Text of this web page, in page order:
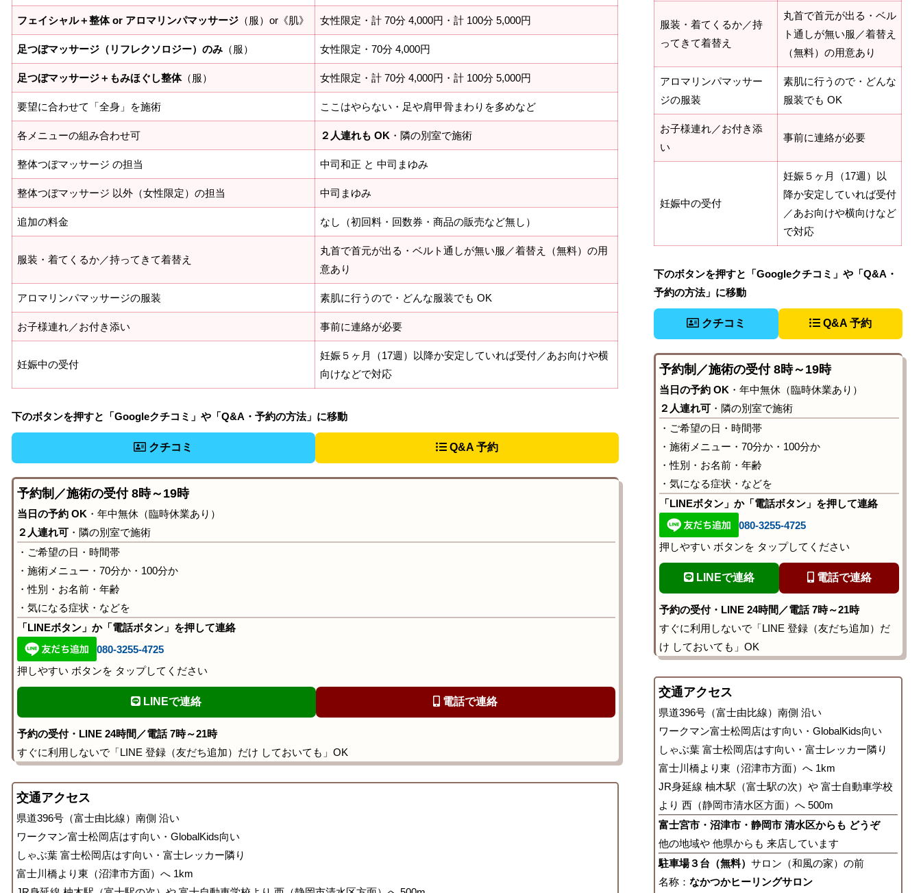
フェイシャル＋整体 or アロマリンパマッサージ （服）or《肌》 女性限定・計 70分 4,000円・計 100分 5,000円
足つぼマッサージ（リフレクソロジー）のみ （服） 女性限定・70分 4,000円
足つぼマッサージ＋もみほぐし整体（服） 女性限定・計 70分 4,000円・計 100分 5,000円
要望に合わせて「全身」を施術 ここはやらない・足や肩甲骨まわりを多めなど
各メニューの組み合わせ可 ２人連れも OK ・隣の別室で施術
整体つぼマッサージ の担当 中司和正 と 中司まゆみ
整体つぼマッサージ 以外（女性限定）の担当 中司まゆみ
追加の料金 なし（初回料・回数券・商品の販売など無し）
服装・着てくるか／持ってきて着替え
丸首で首元が出る・ベルト通しが無い服／着替え（無料）の用
意あり
アロマリンパマッサージの服装 素肌に行うので・どんな服装でも OK
お子様連れ／お付き添い 事前に連絡が必要
妊娠中の受付
妊娠５ヶ月（17週）以降か安定していれば受付／あお向けや横
向けなどで対応
下のボタンを押すと「Googleクチコミ」や「Q&A・予約の方法」に移動
クチコミ Q&A 予約
予約制／施術の受付 8時～19時
当日の予約 OK ・年中無休（臨時休業あり）
２人連れ可・隣の別室で施術
・ご希望の日・時間帯
・施術メニュー・70分か・100分か
・性別・お名前・年齢
・気になる症状・などを
「LINEボタン」か「電話ボタン」を押して連絡
080-3255-4725
押しやすい ボタンを タップしてください
LINEで連絡 電話で連絡
予約の受付・LINE 24時間／電話 7時～21時
すぐに利用しないで「LINE 登録（友だち追加）だけ しておいても」OK
交通アクセス
県道396号（富士由比線）南側 沿い
ワークマン富士松岡店はす向い・GlobalKids向い
しゃぶ葉 富士松岡店はす向い・富士レッカー隣り
富士川橋より東（沼津市方面）へ 1km
服装・着てくるか／持
ってきて着替え
丸首で首元が出る・ベル
ト通しが無い服／着替え
（無料）の用意あり
アロマリンパマッサー
ジの服装
素肌に行うので・どんな
服装でも OK
お子様連れ／お付き添
い
事前に連絡が必要
妊娠中の受付
妊娠５ヶ月（17週）以
降か安定していれば受付
／あお向けや横向けなど
で対応
下のボタンを押すと「Googleクチコミ」や「Q&A・
予約の方法」に移動
クチコミ Q&A 予約
予約制／施術の受付 8時～19時
当日の予約 OK ・年中無休（臨時休業あり）
２人連れ可 ・隣の別室で施術
・ご希望の日・時間帯
・施術メニュー・70分か・100分か
・性別・お名前・年齢
・気になる症状・などを
「LINEボタン」か「電話ボタン」を押して連絡
080-3255-4725
押しやすい ボタンを タップしてください
LINEで連絡 電話で連絡
予約の受付・LINE 24時間／電話 7時～21時
すぐに利用しないで「LINE 登録（友だち追加）だ
け しておいても」OK
交通アクセス
県道396号（富士由比線）南側 沿い
ワークマン富士松岡店はす向い・GlobalKids向い
しゃぶ葉 富士松岡店はす向い・富士レッカー隣り
富士川橋より東（沼津市方面）へ 1km
JR身延線 柚木駅（富士駅の次）や 富士自動車学校
より 西（静岡市清水区方面）へ 500m
富士宮市・沼津市・静岡市 清水区からも どうぞ
他の地域や 他県からも 来店しています
駐車場３台（無料）サロン（和風の家）の前
名称：なかつかヒーリングサロン